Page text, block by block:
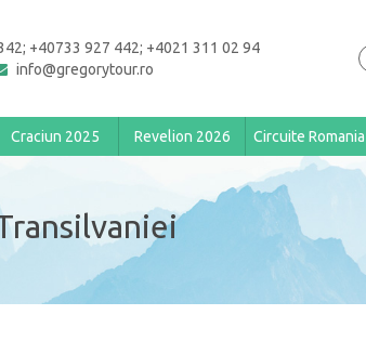
+40733 927 442; +4021 311 02 94
info@gregorytour.ro
Craciun 2025 Revelion 2026 Circuite Romania